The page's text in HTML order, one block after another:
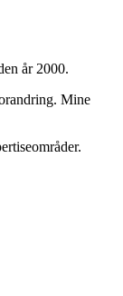
år 2000.
Mine